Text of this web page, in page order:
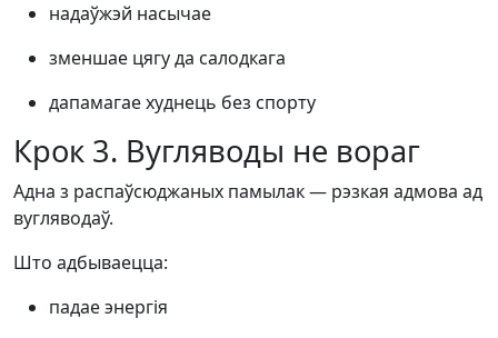
надаўжэй насычае
зменшае цягу да салодкага
дапамагае худнець без спорту
Крок 3. Вугляводы не вораг
Адна з распаўсюджаных памылак — рэзкая адмова ад
вугляводаў.
Што адбываецца:
падае энергія